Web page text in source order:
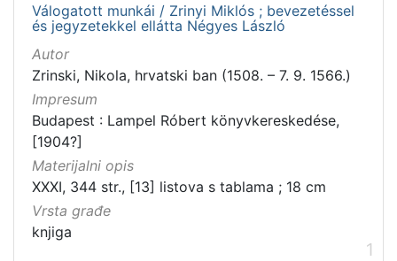
Válogatott munkái / Zrinyi Miklós ; bevezetéssel
és jegyzetekkel ellátta Négyes László
Autor
Zrinski, Nikola, hrvatski ban (1508. – 7. 9. 1566.)
Impresum
Budapest : Lampel Róbert könyvkereskedése,
[1904?]
Materijalni opis
XXXI, 344 str., [13] listova s tablama ; 18 cm
Vrsta građe
knjiga
1